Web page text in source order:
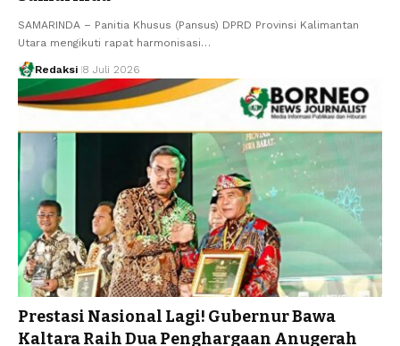
SAMARINDA – Panitia Khusus (Pansus) DPRD Provinsi Kalimantan
Utara mengikuti rapat harmonisasi…
Redaksi 8 Juli 2026
Prestasi Nasional Lagi! Gubernur Bawa
Kaltara Raih Dua Penghargaan Anugerah